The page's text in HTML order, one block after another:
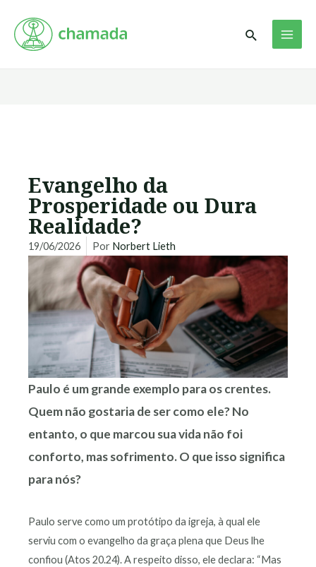
para
Pesquisar
Evangelho da
Prosperidade ou Dura
Realidade?
19/06/2026 Por Norbert Lieth
Paulo é um grande exemplo para os crentes.
Quem não gostaria de ser como ele? No
entanto, o que marcou sua vida não foi
conforto, mas sofrimento. O que isso significa
para nós?
Paulo serve como um protótipo da igreja, à qual ele
serviu com o evangelho da graça plena que Deus lhe
confiou (Atos 20.24). A respeito disso, ele declara: “Mas